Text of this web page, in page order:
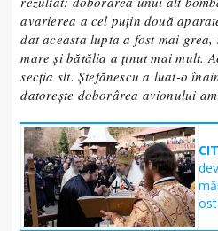
avarierea a cel puțin două
dat aceasta lupta a fost mai
mare și bătălia a ținut mai mult.
secția slt. Ștefănescu a luat-o
datorește doborârea avionului